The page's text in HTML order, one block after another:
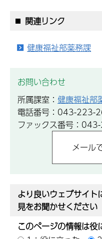
関連リンク
健康福祉部薬務課
お問い合わせ
所属課室： 健康福祉部
電話番号：043-223-
ファックス番号：
より良いウェブサイト
見をお聞かせください
このページの情報は役